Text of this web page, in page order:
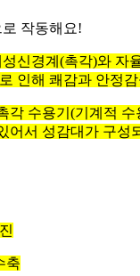
작동해요!
신경계(촉각)와
인해 쾌감과 안정
수용기(기계적
어서 성감대가 구성
축